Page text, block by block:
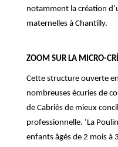
notamment la création
maternelles à Chantilly.
ZOOM SUR LA MICRO-
Cette structure ouverte
nombreuses écuries de
de Cabriès de mieux
professionnelle. ‘La
enfants âgés de 2 mois à